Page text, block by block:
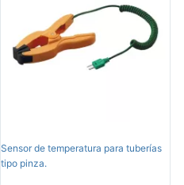
Sensor de temperatura para tuberías
tipo pinza.